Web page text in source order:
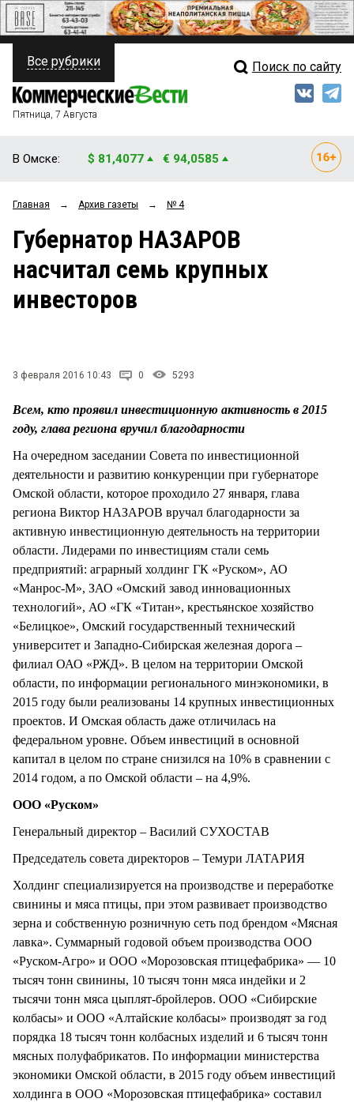
ПОЛИТИКА
ФИНАНСЫ
ОБЩЕСТВО
ЗАКОН
Свежий выпуск
Рейтинги
Блоги
Все рубрики Поиск по сайту
Пятница, 7 Августа
В Омске: $ 81,4077 € 94,0585
Главная → Архив газеты → № 4
Губернатор НАЗАРОВ
насчитал семь крупных
инвесторов
3 февраля 2016 10:43 0 5293
Всем, кто проявил инвестиционную активность в 2015
году, глава региона вручил благодарности
На очередном заседании Совета по инвестиционной
деятельности и развитию конкуренции при губернаторе
Омской области, которое проходило 27 января, глава
региона Виктор НАЗАРОВ вручал благодарности за
активную инвестиционную деятельность на территории
области. Лидерами по инвестициям стали семь
предприятий: аграрный холдинг ГК «Руском», АО
«Манрос-М», ЗАО «Омский завод инновационных
технологий», АО «ГК «Титан», крестьянское хозяйство
«Белицкое», Омский государственный технический
университет и Западно-Сибирская железная дорога –
филиал ОАО «РЖД». В целом на территории Омской
области, по информации регионального минэкономики, в
2015 году были реализованы 14 крупных инвестиционных
проектов. И Омская область даже отличилась на
федеральном уровне. Объем инвестиций в основной
капитал в целом по стране снизился на 10% в сравнении с
2014 годом, а по Омской области – на 4,9%.
ООО «Руском»
Генеральный директор – Василий СУХОСТАВ
Председатель совета директоров – Темури ЛАТАРИЯ
Холдинг специализируется на производстве и переработке
свинины и мяса птицы, при этом развивает производство
зерна и собственную розничную сеть под брендом «Мясная
лавка». Суммарный годовой объем производства ООО
«Руском-Агро» и ООО «Морозовская птицефабрика» — 10
тысяч тонн свинины, 10 тысяч тонн мяса индейки и 2
тысячи тонн мяса цыплят-бройлеров. ООО «Сибирские
колбасы» и ООО «Алтайские колбасы» производят за год
порядка 18 тысяч тонн колбасных изделий и 6 тысяч тонн
мясных полуфабрикатов. По информации министерства
экономики Омской области, в 2015 году объем инвестиций
холдинга в ООО «Морозовская птицефабрика» составил